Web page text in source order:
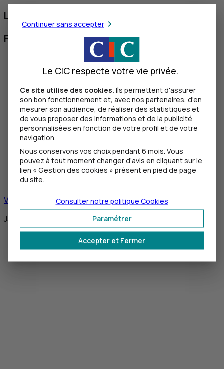
Les questions les plus fréquentes
Par thématiques
Changer de banque
Gérer au quotidien
Emprunter
S'assurer
Investir
Epargner
Application mobile
Cartes et moyens de paiement
Virements et prélèvements
Contacter un conseiller
Voir toutes les FAQ
Janvier 2025
Continuer sans accepter
Le CIC respecte votre vie privée.
Ce site utilise des cookies. Ils permettent d'assurer
son bon fonctionnement et, avec nos partenaires, d'en
mesurer son audience, de réaliser des statistiques et
de vous proposer des informations et de la publicité
personnalisées en fonction de votre profil et de votre
navigation.
Nous conservons vos choix pendant 6 mois. Vous
pouvez à tout moment changer d’avis en cliquant sur le
lien « Gestion des cookies » présent en pied de page
du site.
Accepter et Fermer
Paramétrer
Consulter notre politique Cookies